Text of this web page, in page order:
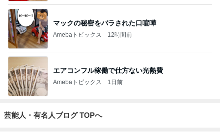
マックの秘密をバラされた口喧嘩
Amebaトピックス 12時間前
エアコンフル稼働で仕方ない光熱費
Amebaトピックス 1日前
芸能人・有名人ブログ TOPへ